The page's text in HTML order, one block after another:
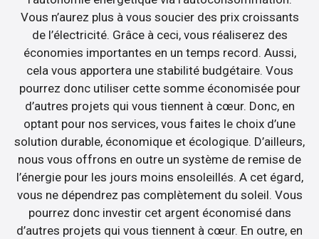
Vous n’aurez plus à vous soucier des prix croissants
de l’électricité. Grâce à ceci, vous réaliserez des
économies importantes en un temps record. Aussi,
cela vous apportera une stabilité budgétaire. Vous
pourrez donc utiliser cette somme économisée pour
d’autres projets qui vous tiennent à cœur. Donc, en
optant pour nos services, vous faites le choix d’une
solution durable, économique et écologique. D’ailleurs,
nous vous offrons en outre un système de remise de
l’énergie pour les jours moins ensoleillés. A cet égard,
vous ne dépendrez pas complètement du soleil. Vous
pourrez donc investir cet argent économisé dans
d’autres projets qui vous tiennent à cœur. En outre, en